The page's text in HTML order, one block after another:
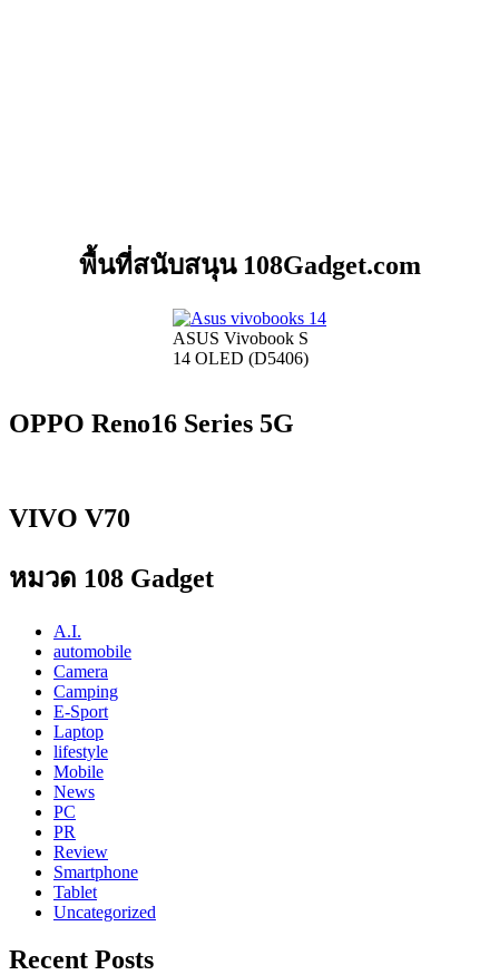
พื้นที่สนับสนุน 108Gadget.com
ASUS Vivobook S
14 OLED (D5406)
OPPO Reno16 Series 5G
VIVO V70
หมวด 108 Gadget
A.I.
automobile
Camera
Camping
E-Sport
Laptop
lifestyle
Mobile
News
PC
PR
Review
Smartphone
Tablet
Uncategorized
Recent Posts